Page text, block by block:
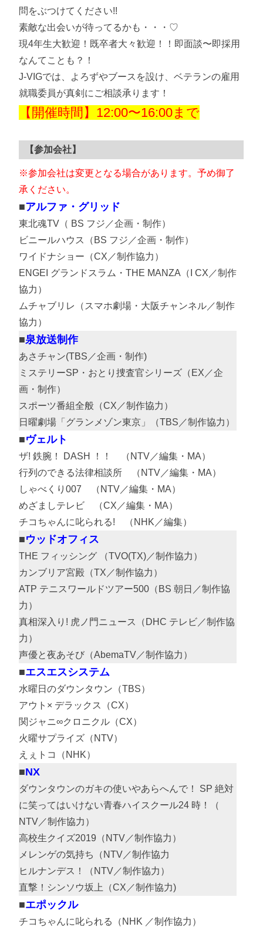
問をぶつけてください!!
素敵な出会いが待ってるかも・・・♡
現4年生大歓迎！既卒者大々歓迎！！即面談〜即採用
なんてことも？！
J-VIGでは、よろずやブースを設け、ベテランの雇用
就職委員が真剣にご相談承ります！
【開催時間】12:00〜16:00まで
【参加会社】
※参加会社は変更となる場合があります。予め御了
承ください。
アルファ・グリッド
東北魂TV（ BS フジ／企画・制作）
ビニールハウス（BS フジ／企画・制作）
ワイドナショー（CX／制作協力）
ENGEI グランドスラム・THE MANZA（I CX／制作
協力）
ムチャブリレ（スマホ劇場・大阪チャンネル／制作
協力）
泉放送制作
あさチャン(TBS／企画・制作)
ミステリーSP・おとり捜査官シリーズ（EX／企
画・制作）
スポーツ番組全般（CX／制作協力）
日曜劇場「グランメゾン東京」（TBS／制作協力）
ヴェルト
ザ! 鉄腕！ DASH ！！ （NTV／編集・MA）
行列のできる法律相談所 （NTV／編集・MA）
しゃべくり007 （NTV／編集・MA）
めざましテレビ （CX／編集・MA）
チコちゃんに叱られる! （NHK／編集）
ウッドオフィス
THE フィッシング （TVO(TX)／制作協力）
カンブリア宮殿（TX／制作協力）
ATP テニスワールドツアー500（BS 朝日／制作協
力）
真相深入り! 虎ノ門ニュース（DHC テレビ／制作協
力）
声優と夜あそび（AbemaTV／制作協力）
エスエスシステム
水曜日のダウンタウン（TBS）
アウト× デラックス（CX）
関ジャニ∞クロニクル（CX）
火曜サプライズ（NTV）
えぇトコ（NHK）
NX
ダウンタウンのガキの使いやあらへんで！ SP 絶対
に笑ってはいけない青春ハイスクール24 時！（
NTV／制作協力）
高校生クイズ2019（NTV／制作協力）
メレンゲの気持ち（NTV／制作協力
ヒルナンデス！（NTV／制作協力）
直撃！シンソウ坂上（CX／制作協力)
エポックル
チコちゃんに叱られる（NHK ／制作協力）